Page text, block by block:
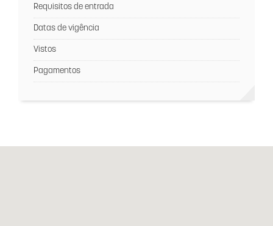
Requisitos de entrada
Datas de vigência
Vistos
Pagamentos